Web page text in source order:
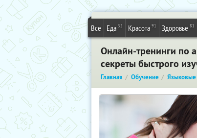
Все Еда 32 Красота 91 Здоровье 81
Онлайн-тренинги по
секреты быстрого
Главная Обучение Языковые